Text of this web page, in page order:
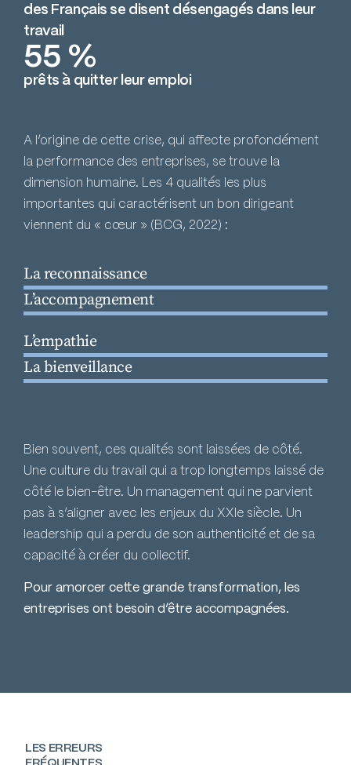
des Français se disent désengagés dans leur
travail
55 %
prêts à quitter leur emploi
A l’origine de cette crise, qui affecte profondément
la performance des entreprises, se trouve la
dimension humaine. Les 4 qualités les plus
importantes qui caractérisent un bon dirigeant
viennent du « cœur » (BCG, 2022) :
La reconnaissance
L’accompagnement
L’empathie
La bienveillance
Bien souvent, ces qualités sont laissées de côté.
Une culture du travail qui a trop longtemps laissé de
côté le bien-être. Un management qui ne parvient
pas à s’aligner avec les enjeux du XXIe siècle. Un
leadership qui a perdu de son authenticité et de sa
capacité à créer du collectif.
Pour amorcer cette grande transformation, les
entreprises ont besoin d’être accompagnées.
LES ERREURS